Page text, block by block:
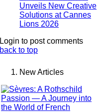
Unveils New Creative
Solutions at Cannes
Lions 2026
Login to post comments
back to top
New Articles